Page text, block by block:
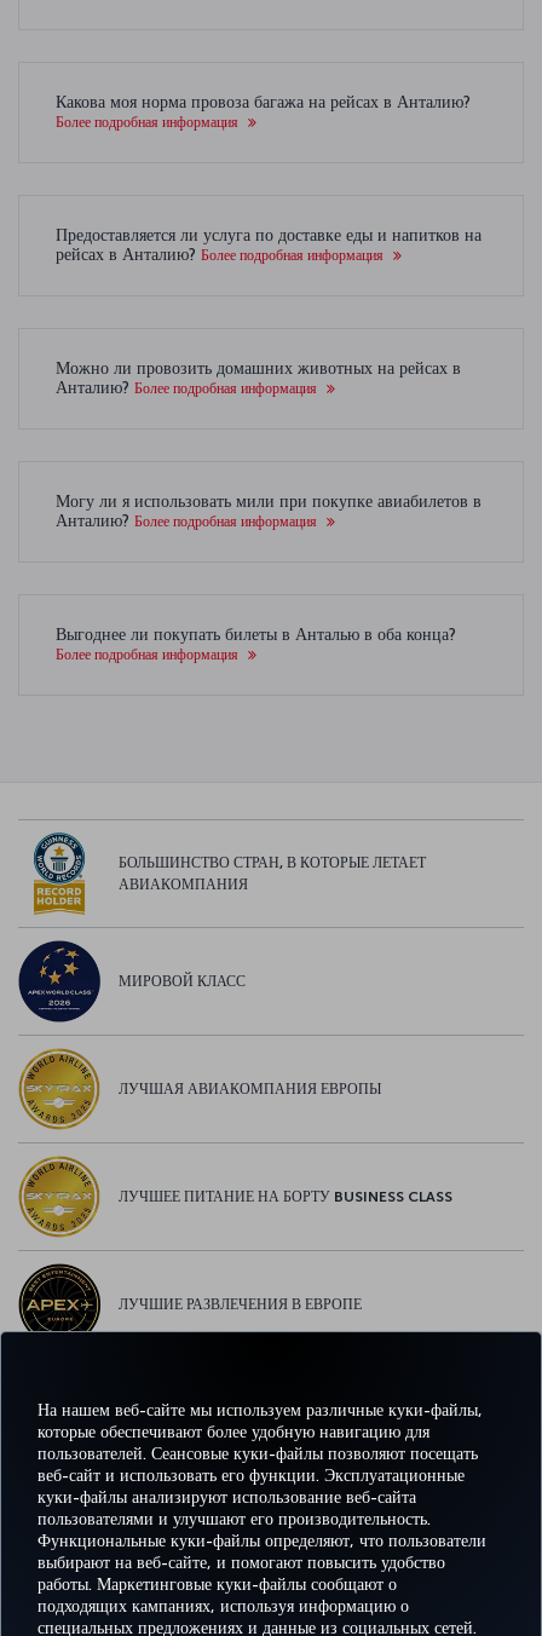
На нашем веб-сайте мы используем различные куки-файлы,
которые обеспечивают более удобную навигацию для
пользователей. Сеансовые куки-файлы позволяют посещать
веб-сайт и использовать его функции. Эксплуатационные
куки-файлы анализируют использование веб-сайта
пользователями и улучшают его производительность.
Функциональные куки-файлы определяют, что пользователи
выбирают на веб-сайте, и помогают повысить удобство
работы. Маркетинговые куки-файлы сообщают о
подходящих кампаниях, используя информацию о
специальных предложениях и данные из социальных сетей.
Какова моя норма провоза багажа на рейсах в Анталию?
Более подробная информация
Предоставляется ли услуга по доставке еды и напитков на
рейсах в Анталию? Более подробная информация
Можно ли провозить домашних животных на рейсах в
Анталию? Более подробная информация
Могу ли я использовать мили при покупке авиабилетов в
Анталию? Более подробная информация
Выгоднее ли покупать билеты в Анталью в оба конца?
Более подробная информация
БОЛЬШИНСТВО СТРАН, В КОТОРЫЕ ЛЕТАЕТ
АВИАКОМПАНИЯ
МИРОВОЙ КЛАСС
ЛУЧШАЯ АВИАКОМПАНИЯ ЕВРОПЫ
ЛУЧШЕЕ ПИТАНИЕ НА БОРТУ BUSINESS CLASS
ЛУЧШИЕ РАЗВЛЕЧЕНИЯ В ЕВРОПЕ
ЛУЧШИЙ WI-FI В ЕВРОПЕ
Facebook
TwitterInstagram
YouTubeLinkedIn
TikTokБлогPinterest
БРОНИРУЙТЕ И
УПРАВЛЯЙТЕ
ВПЕЧАТЛЕНИЕ
ПРЕДЛОЖЕНИЯ
И
ПОМОЩЬ